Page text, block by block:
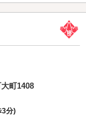
うち4
町1408
3分)